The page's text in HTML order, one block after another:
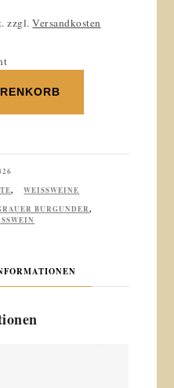
zzgl.Versandkosten
,
WEISSWEINE
BURGUNDER,